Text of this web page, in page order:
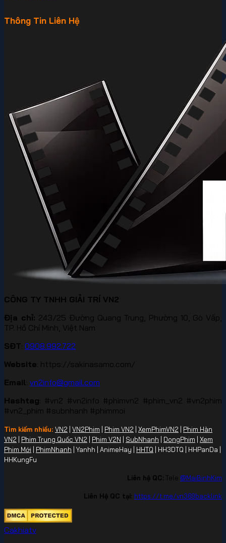
Thông Tin Liên Hệ
CÔNG TY TNHH GIẢI TRÍ VN2
Địa chỉ: 243/25 Đường Quang Trung, Phường 10, Gò Vấp,
TP. Hồ Chí Minh, Việt Nam
SĐT 0908.992.722
Website : https://sakinasamo.com/
Email vn2info@gmail.com
Hashtag : #vn2 #vn2info #phimvn2 #phim_vn2 #vn2phim
#vn2_phim #subnhanh #phimmoi
Tìm kiếm nhiều: VN2 | VN2Phim | Phim VN2 | XemPhimVN2 | Phim Hàn
VN2 | Phim Trung Quốc VN2 | Phim V2N | SubNhanh | DongPhim | Xem
Phim Mới | PhimNhanh | Yanhh | AnimeHay | HHTQ | HH3DTQ | HHPanDa |
HHKungFu
Liên hệ QC: Tele @MaiBinhKim
Liên Hệ QC tại: https://t.me/vn369backlink
Cakhiatv